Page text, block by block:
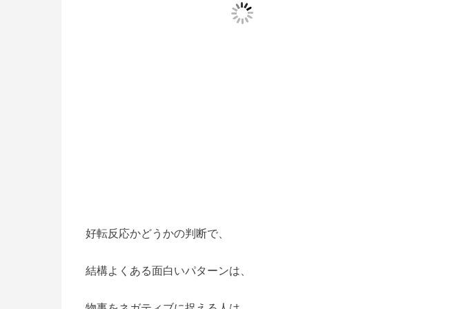
好転反応かどうかの判断で、
結構よくある面白いパターンは、